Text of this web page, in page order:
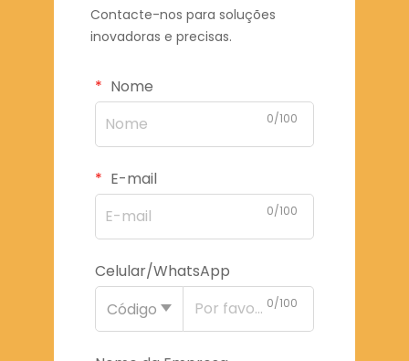
Contacte-nos para soluções
inovadoras e precisas.
Nome
0/100
E-mail
0/100
Celular/WhatsApp
Código
0/100